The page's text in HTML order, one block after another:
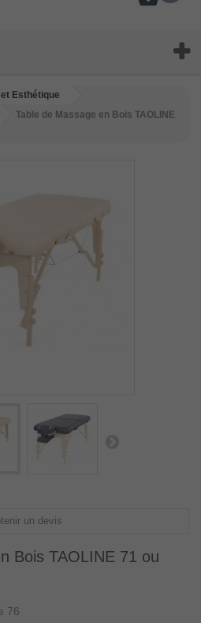
Esthétique
Table de Massage en Bois TAOLINE
un devis
Bois TAOLINE 71 ou
76